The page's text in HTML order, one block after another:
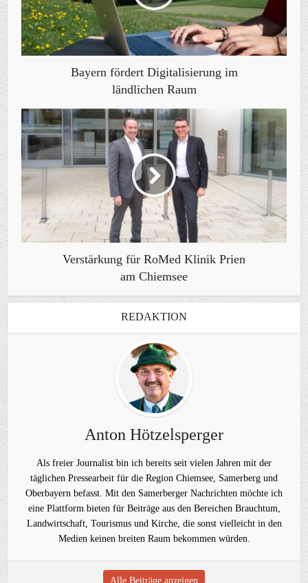
Bayern fördert Digitalisierung im
ländlichen Raum
Verstärkung für RoMed Klinik Prien
am Chiemsee
REDAKTION
Anton Hötzelsperger
Als freier Journalist bin ich bereits seit vielen Jahren mit der
täglichen Pressearbeit für die Region Chiemsee, Samerberg und
Oberbayern befasst. Mit den Samerberger Nachrichten möchte ich
eine Plattform bieten für Beiträge aus den Bereichen Brauchtum,
Landwirtschaft, Tourismus und Kirche, die sonst vielleicht in den
Medien keinen breiten Raum bekommen würden.
Alle Beiträge anzeigen